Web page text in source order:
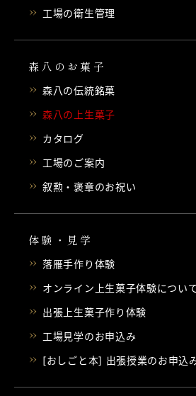
工場の衛生管理
森八のお菓子
森八の伝統銘菓
森八の上生菓子
カタログ
工場のご案内
叙勲・褒章のお祝い
体験・見学
落雁手作り体験
オンライン上生菓子体験につい
出張上生菓子作り体験
工場見学のお申込み
[おしごと本] 出張授業のお申込